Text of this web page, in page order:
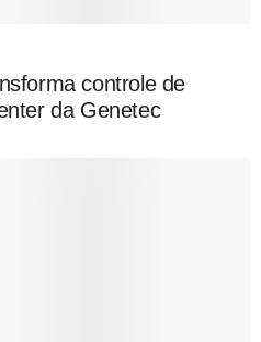
controle de
da Genetec